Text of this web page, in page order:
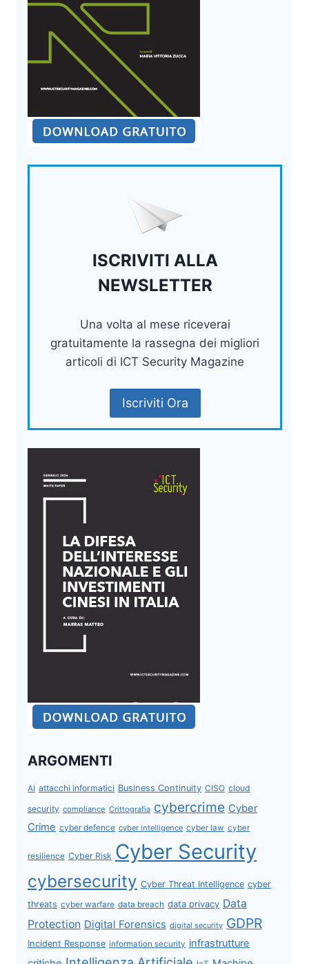
ISCRIVITI ALLA
NEWSLETTER
Una volta al mese riceverai
gratuitamente la rassegna dei migliori
articoli di ICT Security Magazine
Iscriviti Ora
ARGOMENTI
AI attacchi informatici Business Continuity CISO cloud
security compliance Crittografia cybercrime Cyber
Crime cyber defence cyber intelligence cyber law cyber
resilience Cyber Risk Cyber Security
cybersecurity Cyber Threat Intelligence cyber
threats cyber warfare data breach data privacy Data
Protection Digital Forensics digital security GDPR
Incident Response information security infrastrutture